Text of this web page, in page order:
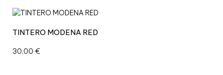
TINTERO MODENA RED
30,00 €